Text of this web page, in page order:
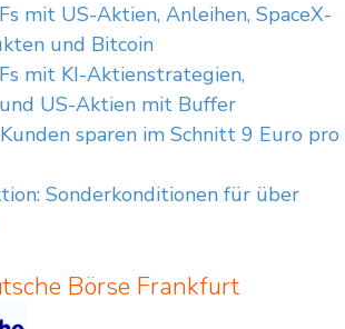
mit US-Aktien, Anleihen, SpaceX-
und Bitcoin
mit KI-Aktienstrategien,
US-Aktien mit Buffer
sparen im Schnitt 9 Euro pro
Sonderkonditionen für über
Börse Frankfurt